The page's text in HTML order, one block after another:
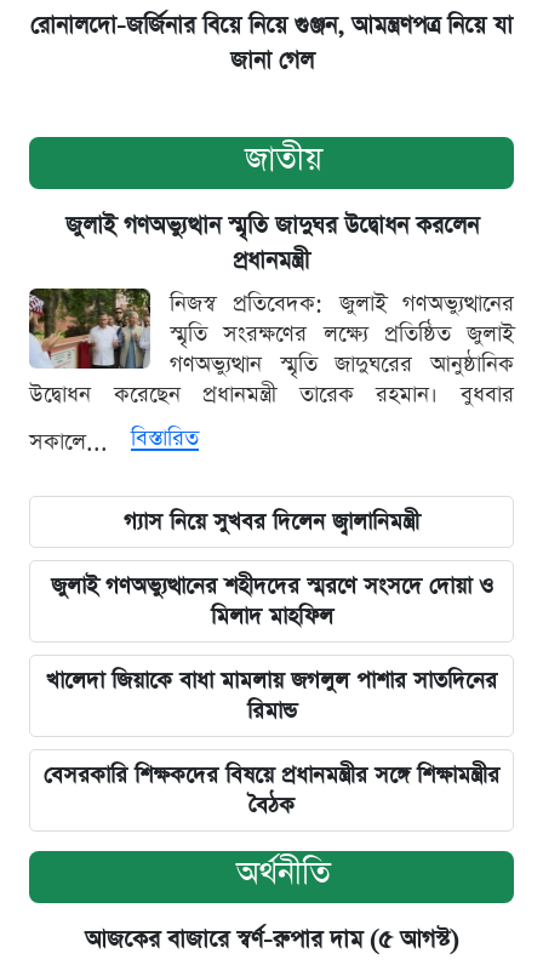
রোনালদো-জর্জিনার বিয়ে নিয়ে গুঞ্জন, আমন্ত্রণপত্র নিয়ে যা
জানা গেল
জাতীয়
জুলাই গণঅভ্যুত্থান স্মৃতি জাদুঘর উদ্বোধন করলেন
প্রধানমন্ত্রী
নিজস্ব প্রতিবেদক: জুলাই গণঅভ্যুত্থানের
স্মৃতি সংরক্ষণের লক্ষ্যে প্রতিষ্ঠিত জুলাই
গণঅভ্যুত্থান স্মৃতি জাদুঘরের আনুষ্ঠানিক
উদ্বোধন করেছেন প্রধানমন্ত্রী তারেক রহমান। বুধবার
সকালে...
বিস্তারিত
গ্যাস নিয়ে সুখবর দিলেন জ্বালানিমন্ত্রী
জুলাই গণঅভ্যুত্থানের শহীদদের স্মরণে সংসদে দোয়া ও
মিলাদ মাহফিল
খালেদা জিয়াকে বাধা মামলায় জগলুল পাশার সাতদিনের
রিমান্ড
বেসরকারি শিক্ষকদের বিষয়ে প্রধানমন্ত্রীর সঙ্গে শিক্ষামন্ত্রীর
বৈঠক
অর্থনীতি
আজকের বাজারে স্বর্ণ-রুপার দাম (৫ আগস্ট)